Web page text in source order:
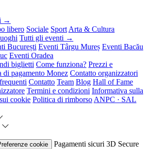
→
libero Sociale Sport Arta & Cultura
Tutti gli eventi →
București Eventi Târgu Mureș Eventi Bacău
Eventi Oradea
biglietti Come funziona? Prezzi e
di pagamento Monez Contatto organizzatori
Contatto Team Blog Hall of Fame
Termini e condizioni Informativa sulla
cookie Politica di rimborso ANPC · SAL
cookie Pagamenti sicuri 3D Secure